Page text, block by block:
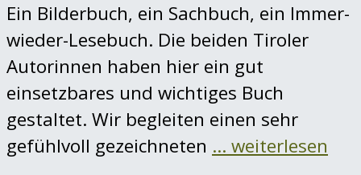
Ein Bilderbuch, ein Sachbuch, ein Immer-
wieder-Lesebuch. Die beiden Tiroler
Autorinnen haben hier ein gut
einsetzbares und wichtiges Buch
gestaltet. Wir begleiten einen sehr
gefühlvoll gezeichneten … weiterlesen